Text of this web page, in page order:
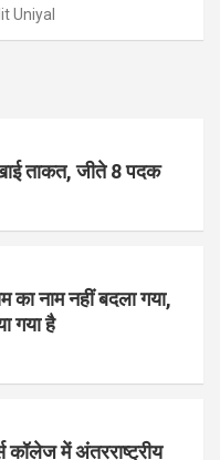
Uniyal
ताकत, जीते 8 पदक
का नाम नहीं बदला गया,
गया है
कॉलेज में अंतरराष्ट्रीय